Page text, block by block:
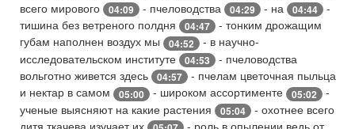
всего мирового
04:09 - пчеловодства 04:29 - на 04:44
-
тишина без ветреного полдня
04:47
- тонким дрожащим
губам наполнен воздух мы
04:52
- в научно-
исследовательском институте
04:53
- пчеловодства
вольготно живется здесь
04:57
- пчелам цветочная пыльца
и нектар в самом
05:00 - широком ассортименте 05:02
-
ученые выясняют на какие растения
05:04
- охотнее всего
дитя ткачева изучает их
- роль в опылении ведь от